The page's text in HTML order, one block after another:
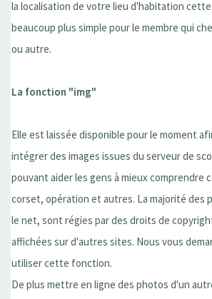
la localisation de votre lieu d'habitation
beaucoup plus simple pour le membre qui
ou autre.
La fonction "img"
Elle est laissée disponible pour le moment
intégrer des images issues du serveur de
pouvant aider les gens à mieux comprendre
corset, opération et autres. La majorité des
le net, sont régies par des droits de
affichées sur d'autres sites. Nous vous
utiliser cette fonction.
De plus mettre en ligne des photos d'un